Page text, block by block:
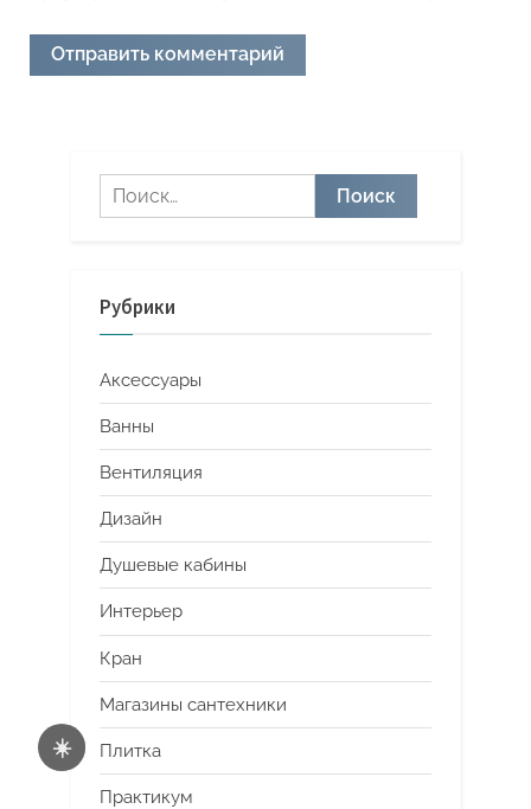
☀️
Найти:
Рубрики
Аксессуары
Ванны
Вентиляция
Дизайн
Душевые кабины
Интерьер
Кран
Магазины сантехники
Плитка
Практикум